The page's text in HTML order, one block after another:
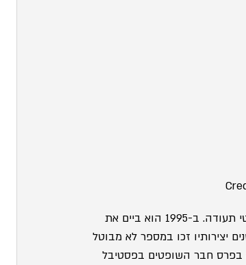
הירוקזו קורה-אדה נולד בטוקיו ב-1962, ואת דרכו כיוצר החל כבימאי של סרטי תעודה. ב-1995 הוא ביים את
יצירותיו זכו במספר לא מבוטל
זכה בפרס חבר השופטים בפסטיבל